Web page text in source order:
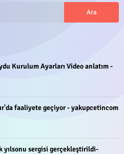
Kurulum Ayarları Video anlatım -
faaliyete geçiyor - yakupcetincom
yılsonu sergisi gerçekleştirildi-